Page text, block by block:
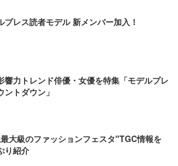
プレス読者モデル 新メンバー加入！
響力トレンド俳優・女優を特集「モデルプレ
ントダウン」
大級のファッションフェスタ"TGC情報を
り紹介